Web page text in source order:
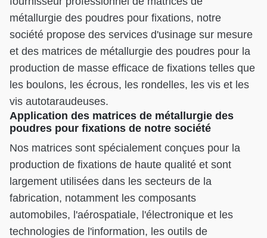
métallurgie des poudres pour fixations, notre
société propose des services d'usinage sur mesure
et des matrices de métallurgie des poudres pour la
production de masse efficace de fixations telles que
les boulons, les écrous, les rondelles, les vis et les
vis autotaraudeuses.
Application des matrices de métallurgie des
poudres pour fixations de notre société
Nos matrices sont spécialement conçues pour la
production de fixations de haute qualité et sont
largement utilisées dans les secteurs de la
fabrication, notamment les composants
automobiles, l'aérospatiale, l'électronique et les
technologies de l'information, les outils de